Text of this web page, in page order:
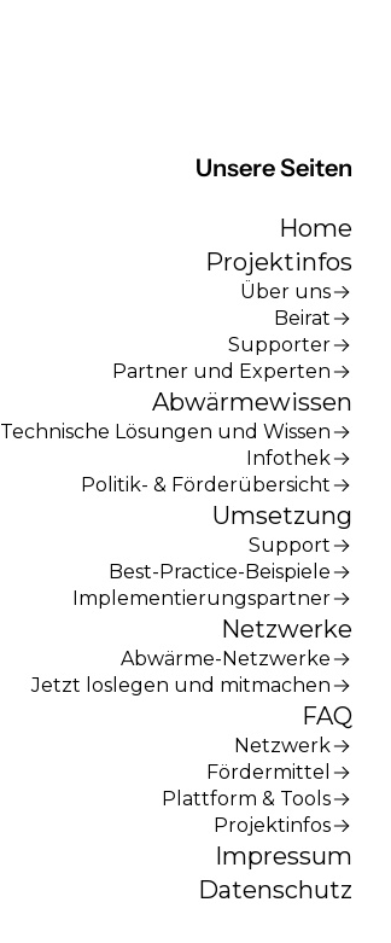
Unsere Seiten
Home
Projektinfos
Über uns
Beirat
Supporter
Partner und Experten
Abwärmewissen
Technische Lösungen und Wissen
Infothek
Politik- & Förderübersicht
Umsetzung
Support
Best-Practice-Beispiele
Implementierungspartner
Netzwerke
Abwärme-Netzwerke
Jetzt loslegen und mitmachen
FAQ
Netzwerk
Fördermittel
Plattform & Tools
Projektinfos
Impressum
Datenschutz